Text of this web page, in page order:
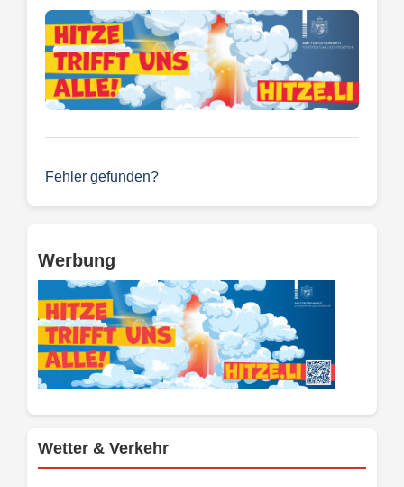
Fehler gefunden?
Werbung
Wetter & Verkehr